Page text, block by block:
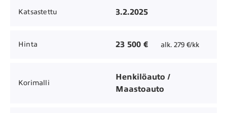
Katsastettu 3.2.2025
Hinta 23 500 € alk. 279 €/kk
Korimalli
Henkilöauto /
Maastoauto